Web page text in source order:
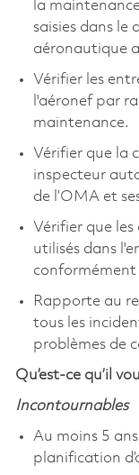
la
saisies dans le
aéronautique
Vérifier les
l'aéronef par
maintenance.
Vérifier que la
inspecteur
de l’OMA et
Vérifier que
utilisés dans
conformément
Rapporte au
tous les
problèmes de
Qu’est-ce qu’il
Incontournables
Au moins 5
planification